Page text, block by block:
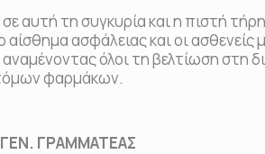
αυτή τη συγκυρία και η πιστή
ασφάλειας και οι
όλοι τη βελτίωση στη
φαρμάκων.